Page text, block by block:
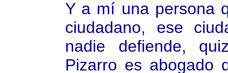
Y a mí una persona
ciudadano, ese
nadie defiende,
Pizarro es abogado